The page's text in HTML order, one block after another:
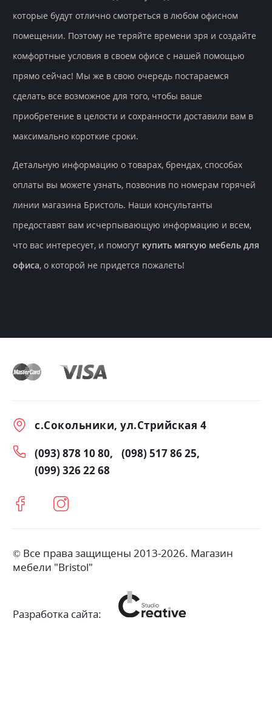
которые будут отлично смотреться в любом офисном
помещении. Поэтому не теряйте времени зря и создайте
комфортные условия в своем офисе с нашей помощью
прямо сейчас! Мы же в свою очередь постараемся
сделать все возможное для того, чтобы ваше
приобретение в целости и сохранности доставили вам в
максимально короткие сроки.
Детальную информацию о товарах, брендах, способах
оплаты вы можете узнать, позвонив по номерам горячей
линии магазина Бристоль. Наши консультанты
предоставят вам исчерпывающую информацию и всем,
что вас интересует, и помогут купить мягкую мебель для
офиса, о которой не придется пожалеть!
с.Сокольники, ул.Стрийская 4
(093) 878 10 80
(098) 517 86 25
(099) 326 22 68
© Все права защищены 2013-2026. Магазин
мебели "Bristol"
Разработка сайта: